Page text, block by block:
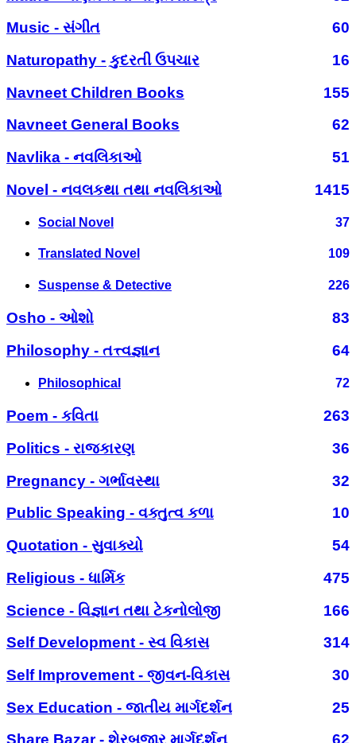
Music - સંગીત
60
Naturopathy - કુદરતી ઉપચાર
16
Navneet Children Books
155
Navneet General Books
62
Navlika - નવલિકાઓ
51
Novel - નવલકથા તથા નવલિકાઓ
1415
Social Novel 37
Translated Novel 109
Suspense & Detective 226
Osho - ઓશો
83
Philosophy - તત્ત્વજ્ઞાન
64
Philosophical 72
Poem - કવિતા
263
Politics - રાજકારણ
36
Pregnancy - ગર્ભાવસ્થા
32
Public Speaking - વક્તુત્વ કળા
10
Quotation - સુવાક્યો
54
Religious - ધાર્મિક
475
Science - વિજ્ઞાન તથા ટેકનોલોજી
166
Self Development - સ્વ વિકાસ
314
Self Improvement - જીવન-વિકાસ
30
Sex Education - જાતીય માર્ગદર્શન
25